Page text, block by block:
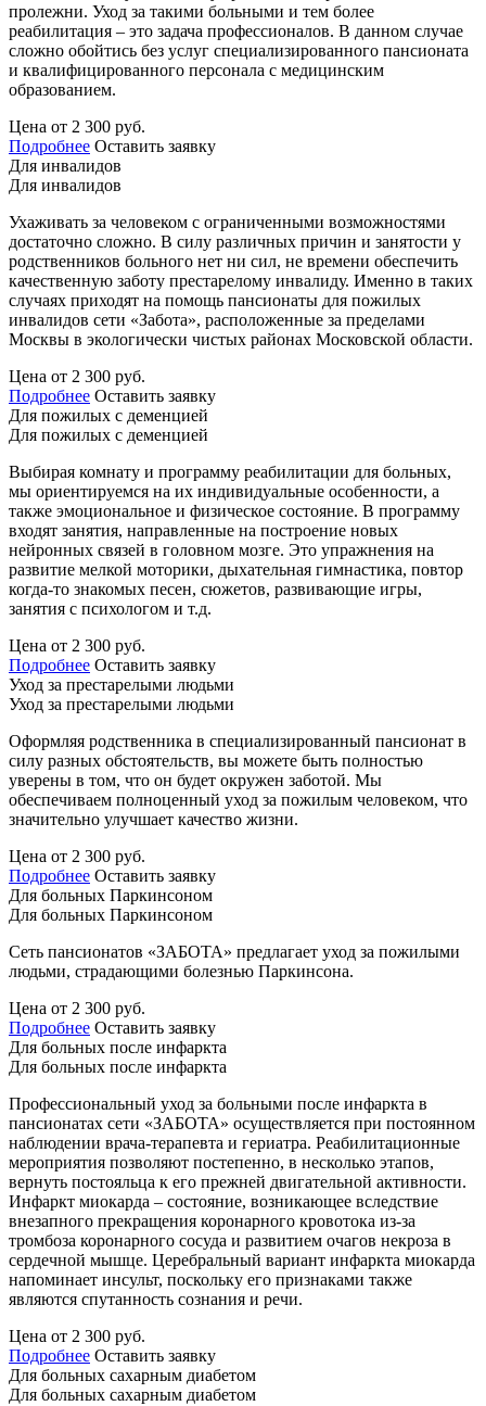
пролежни. Уход за такими больными и тем более
реабилитация – это задача профессионалов. В данном случае
сложно обойтись без услуг специализированного пансионата
и квалифицированного персонала с медицинским
образованием.
Цена от 2 300 руб.
Подробнее Оставить заявку
Для инвалидов
Для инвалидов
Ухаживать за человеком с ограниченными возможностями
достаточно сложно. В силу различных причин и занятости у
родственников больного нет ни сил, не времени обеспечить
качественную заботу престарелому инвалиду. Именно в таких
случаях приходят на помощь пансионаты для пожилых
инвалидов сети «Забота», расположенные за пределами
Москвы в экологически чистых районах Московской области.
Цена от 2 300 руб.
Подробнее Оставить заявку
Для пожилых с деменцией
Для пожилых с деменцией
Выбирая комнату и программу реабилитации для больных,
мы ориентируемся на их индивидуальные особенности, а
также эмоциональное и физическое состояние. В программу
входят занятия, направленные на построение новых
нейронных связей в головном мозге. Это упражнения на
развитие мелкой моторики, дыхательная гимнастика, повтор
когда-то знакомых песен, сюжетов, развивающие игры,
занятия с психологом и т.д.
Цена от 2 300 руб.
Подробнее Оставить заявку
Уход за престарелыми людьми
Уход за престарелыми людьми
Оформляя родственника в специализированный пансионат в
силу разных обстоятельств, вы можете быть полностью
уверены в том, что он будет окружен заботой. Мы
обеспечиваем полноценный уход за пожилым человеком, что
значительно улучшает качество жизни.
Цена от 2 300 руб.
Подробнее Оставить заявку
Для больных Паркинсоном
Для больных Паркинсоном
Сеть пансионатов «ЗАБОТА» предлагает уход за пожилыми
людьми, страдающими болезнью Паркинсона.
Цена от 2 300 руб.
Подробнее Оставить заявку
Для больных после инфаркта
Для больных после инфаркта
Профессиональный уход за больными после инфаркта в
пансионатах сети «ЗАБОТА» осуществляется при постоянном
наблюдении врача-терапевта и гериатра. Реабилитационные
мероприятия позволяют постепенно, в несколько этапов,
вернуть постояльца к его прежней двигательной активности.
Инфаркт миокарда – состояние, возникающее вследствие
внезапного прекращения коронарного кровотока из-за
тромбоза коронарного сосуда и развитием очагов некроза в
сердечной мышце. Церебральный вариант инфаркта миокарда
напоминает инсульт, поскольку его признаками также
являются спутанность сознания и речи.
Цена от 2 300 руб.
Подробнее Оставить заявку
Для больных сахарным диабетом
Для больных сахарным диабетом